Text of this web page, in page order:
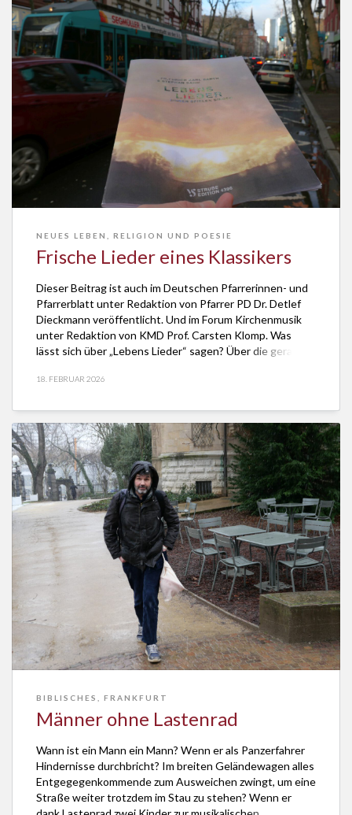
NEUES LEBEN RELIGION UND POESIE
Frische Lieder eines Klassikers
Dieser Beitrag ist auch im Deutschen Pfarrerinnen- und
Pfarrerblatt unter Redaktion von Pfarrer PD Dr. Detlef
Dieckmann veröffentlicht. Und im Forum Kirchenmusik
unter Redaktion von KMD Prof. Carsten Klomp. Was
lässt sich über „Lebens Lieder“ sagen? Über die gerade
Poeten und Pfarrers Friedrich Karl Barth, vertont und für
18. FEBRUAR 2026
BIBLISCHES FRANKFURT
Männer ohne Lastenrad
Wann ist ein Mann ein Mann? Wenn er als Panzerfahrer
Hindernisse durchbricht? Im breiten Geländewagen alles
Entgegegenkommende zum Ausweichen zwingt, um eine
Straße weiter trotzdem im Stau zu stehen? Wenn er